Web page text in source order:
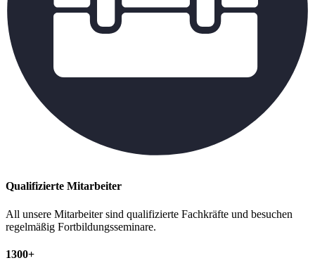
Qualifizierte Mitarbeiter
All unsere Mitarbeiter sind qualifizierte Fachkräfte und besuchen
regelmäßig Fortbildungsseminare.
1300+